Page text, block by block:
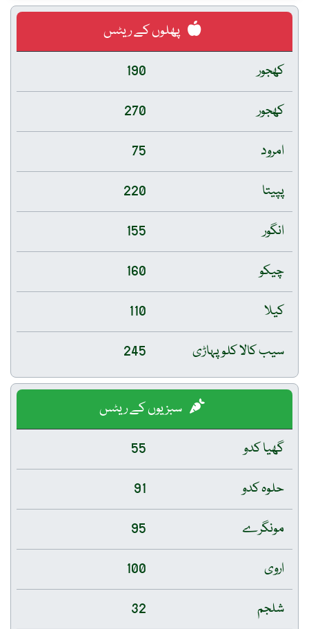
پھلوں کے ریٹس
کھجور
190
کھجور
270
امرود
75
پپیتا
220
انگور
155
چیکو
160
کیلا
110
سیب کالا کلو پہاڑی
245
سبزیوں کے ریٹس
گھیا کدو
55
حلوہ کدو
91
مونگرے
95
اروی
100
شلجم
32